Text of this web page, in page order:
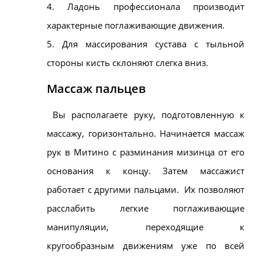
4. Ладонь профессионала производит
характерные поглаживающие движения.
5. Для массирования сустава с тыльной
стороны кисть склоняют слегка вниз.
Массаж пальцев
Вы располагаете руку, подготовленную к
массажу, горизонтально. Начинается массаж
рук в Митино с разминания мизинца от его
основания к концу. Затем массажист
работает с другими пальцами. Их позволяют
расслабить легкие поглаживающие
манипуляции, переходящие к
кругообразным движениям уже по всей